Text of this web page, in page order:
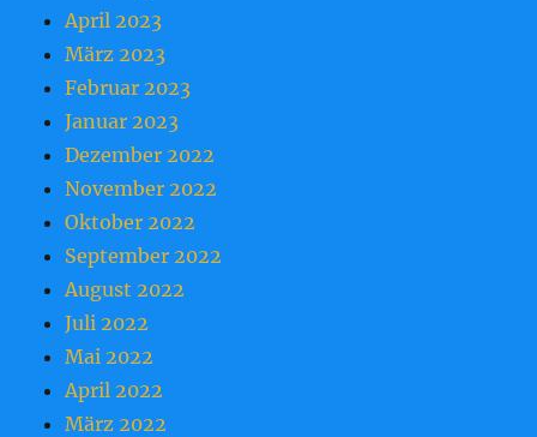
April 2023
März 2023
Februar 2023
Januar 2023
Dezember 2022
November 2022
Oktober 2022
September 2022
August 2022
Juli 2022
Mai 2022
April 2022
März 2022